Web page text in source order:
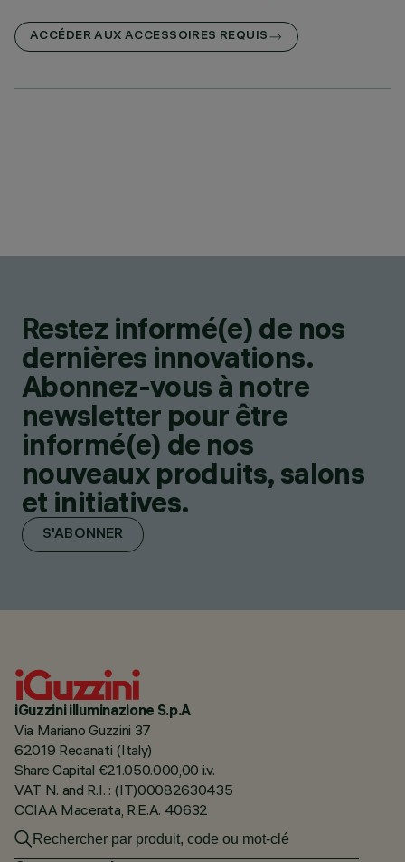
ACCÉDER AUX ACCESSOIRES REQUIS
Restez informé(e) de nos
dernières innovations.
Abonnez-vous à notre
newsletter pour être
informé(e) de nos
nouveaux produits, salons
et initiatives.
S'ABONNER
iGuzzini illuminazione S.p.A
Via Mariano Guzzini 37
62019 Recanati (Italy)
Share Capital €21.050.000,00 i.v.
VAT N. and R.I. : (IT)00082630435
CCIAA Macerata, R.E.A. 40632